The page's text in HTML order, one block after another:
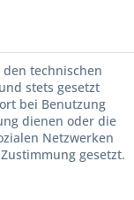
technischen
stets gesetzt
bei Benutzung
dienen oder die
Netzwerken
gesetzt.